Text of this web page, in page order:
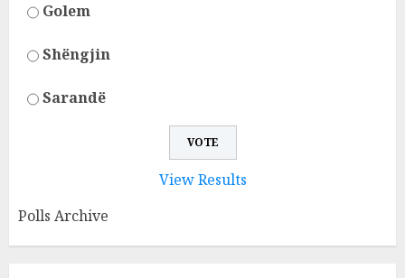
Golem
Shëngjin
Sarandë
View Results
Polls Archive